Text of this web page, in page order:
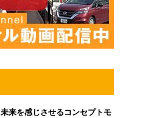
未来を感じさせるコンセプトモ